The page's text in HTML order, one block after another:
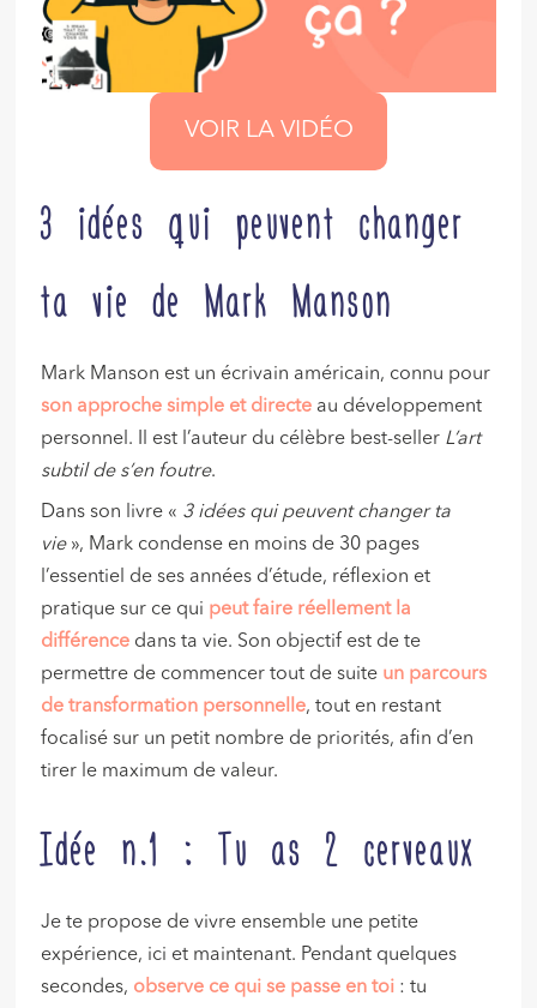
VOIR LA VIDÉO
3 idées qui peuvent changer
ta vie de Mark Manson
Mark Manson est un écrivain américain, connu pour
son approche simple et directe au développement
personnel. Il est l’auteur du célèbre best-seller L’art
subtil de s’en foutre.
Dans son livre « 3 idées qui peuvent changer ta
vie», Mark condense en moins de 30 pages
l’essentiel de ses années d’étude, réflexion et
pratique sur ce qui peut faire réellement la
différence dans ta vie. Son objectif est de te
permettre de commencer tout de suite un parcours
de transformation personnelle, tout en restant
focalisé sur un petit nombre de priorités, afin d’en
tirer le maximum de valeur.
Idée n.1 : Tu as 2 cerveaux
Je te propose de vivre ensemble une petite
expérience, ici et maintenant. Pendant quelques
secondes, observe ce qui se passe en toi : tu